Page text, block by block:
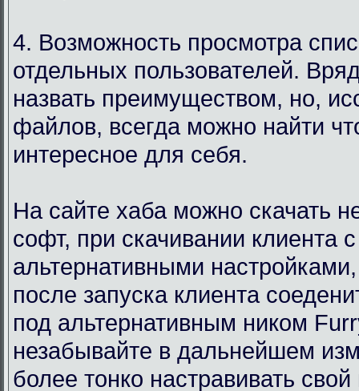
4. Возможность просмотра
отдельных пользователей.
назвать преимуществом, но,
файлов, всегда можно найти
интересное для себя.
На сайте хаба можно скачать
софт, при скачивании клиента с
альтернативными
после запуска клиента
под альтернативным ником
незабывайте в дальнейшем
более тонко настравивать свой